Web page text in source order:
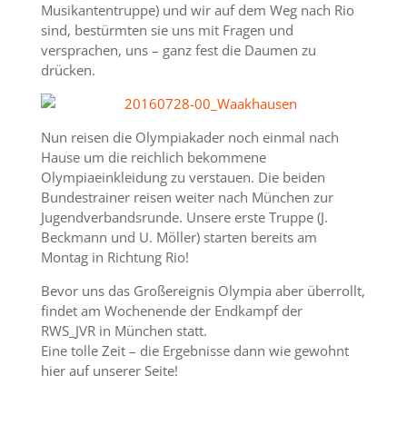
Musikantentruppe) und wir auf dem Weg nach Rio
sind, bestürmten sie uns mit Fragen und
versprachen, uns – ganz fest die Daumen zu
drücken.
Nun reisen die Olympiakader noch einmal nach
Hause um die reichlich bekommene
Olympiaeinkleidung zu verstauen. Die beiden
Bundestrainer reisen weiter nach München zur
Jugendverbandsrunde. Unsere erste Truppe (J.
Beckmann und U. Möller) starten bereits am
Montag in Richtung Rio!
Bevor uns das Großereignis Olympia aber überrollt,
findet am Wochenende der Endkampf der
RWS_JVR in München statt.
Eine tolle Zeit – die Ergebnisse dann wie gewohnt
hier auf unserer Seite!